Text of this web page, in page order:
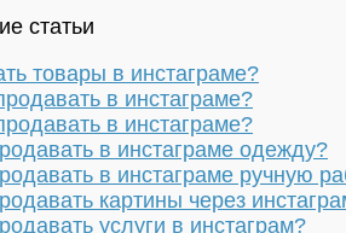
статьи
товары в инстаграме?
в инстаграме?
в инстаграме?
в инстаграме одежду?
в инстаграме ручную
картины через
услуги в инстаграм?